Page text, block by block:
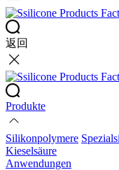
返回
Produkte
Silikonpolymere
Kieselsäure
Anwendungen